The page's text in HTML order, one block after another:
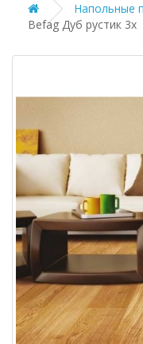
Напольные
Befag Дуб рустик 3х